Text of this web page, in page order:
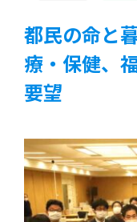
都民の命と
療・保健、
要望